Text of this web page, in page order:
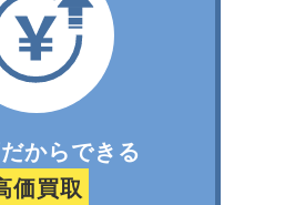
からできる
価買取